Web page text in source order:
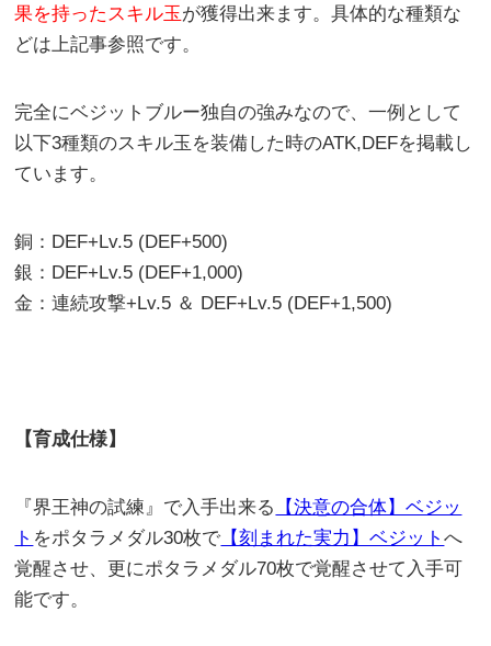
果を持ったスキル玉が獲得出来ます。具体的な種類な
どは上記事参照です。
完全にベジットブルー独自の強みなので、一例として
以下3種類のスキル玉を装備した時のATK,DEFを掲載し
ています。
銅：DEF+Lv.5 (DEF+500)
銀：DEF+Lv.5 (DEF+1,000)
金：連続攻撃+Lv.5 ＆ DEF+Lv.5 (DEF+1,500)
【育成仕様】
『界王神の試練』で入手出来る
【決意の合体】ベジッ
ト をポタラメダル30枚で 【刻まれた実力】ベジットへ
覚醒させ、更にポタラメダル70枚で覚醒させて入手可
能です。